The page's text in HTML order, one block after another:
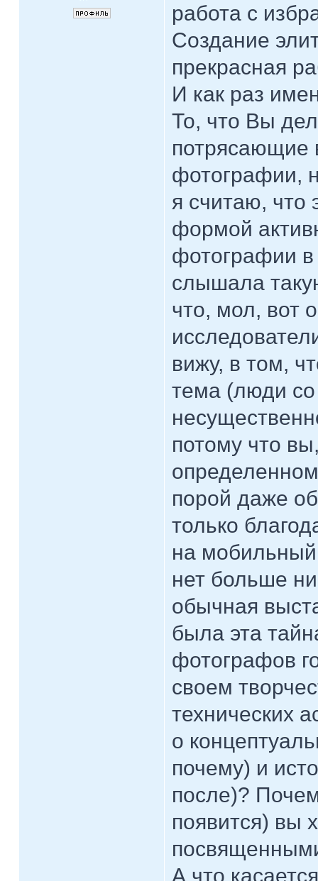
работа с
Создание
прекрасная
И как раз
То, что Вы
потрясающие
фотографии,
я считаю, что
формой
фотографии в
слышала
что, мол, вот
вижу, в том,
тема (люди со
потому что
порой даже
только
на
нет больше
обычная
была эта
фотографов
своем
технических
о
почему) и
после)?
появится) вы
А что